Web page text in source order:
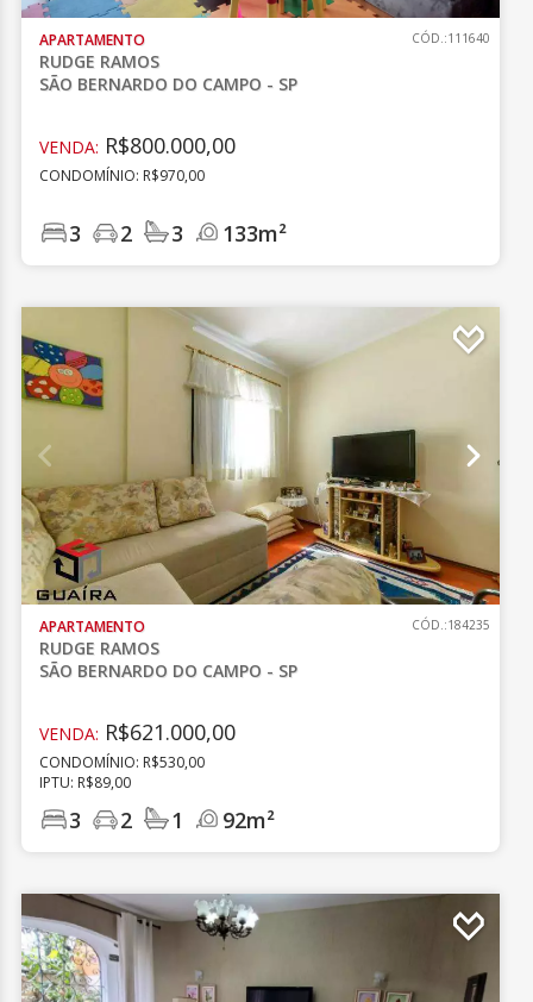
APARTAMENTO
RUDGE RAMOS
SÃO BERNARDO DO CAMPO - SP
CÓD.:111640
VENDA: R$800.000,00
CONDOMÍNIO: R$970,00
3 2 3 133m²
APARTAMENTO
RUDGE RAMOS
SÃO BERNARDO DO CAMPO - SP
CÓD.:184235
VENDA: R$621.000,00
CONDOMÍNIO: R$530,00
IPTU: R$89,00
3 2 1 92m²